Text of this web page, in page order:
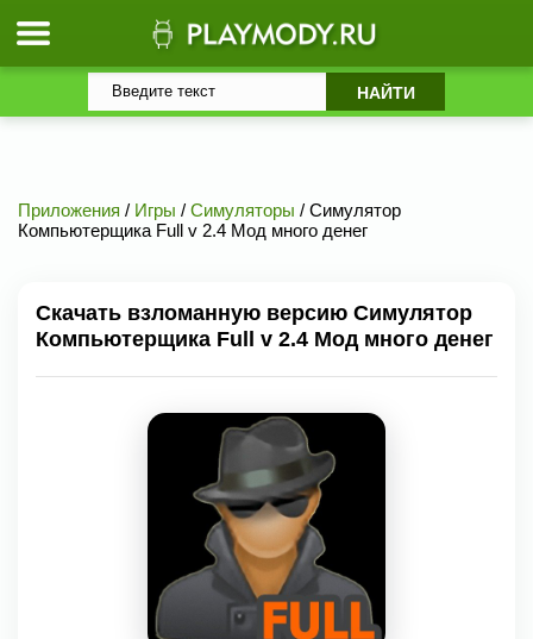
Приложения / Игры / Симуляторы / Симулятор
Компьютерщика Full v 2.4 Мод много денег
Скачать взломанную версию Симулятор
Компьютерщика Full v 2.4 Мод много денег